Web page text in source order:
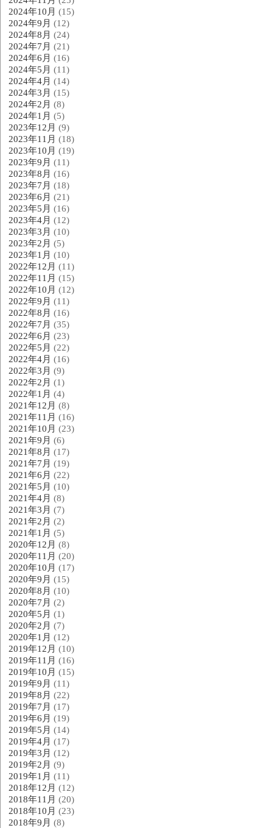
2024年10月 (15)
2024年9月 (12)
2024年8月 (24)
2024年7月 (21)
2024年6月 (16)
2024年5月 (11)
2024年4月 (14)
2024年3月 (15)
2024年2月 (8)
2024年1月 (5)
2023年12月 (9)
2023年11月 (18)
2023年10月 (19)
2023年9月 (11)
2023年8月 (16)
2023年7月 (18)
2023年6月 (21)
2023年5月 (16)
2023年4月 (12)
2023年3月 (10)
2023年2月 (5)
2023年1月 (10)
2022年12月 (11)
2022年11月 (15)
2022年10月 (12)
2022年9月 (11)
2022年8月 (16)
2022年7月 (35)
2022年6月 (23)
2022年5月 (22)
2022年4月 (16)
2022年3月 (9)
2022年2月 (1)
2022年1月 (4)
2021年12月 (8)
2021年11月 (16)
2021年10月 (23)
2021年9月 (6)
2021年8月 (17)
2021年7月 (19)
2021年6月 (22)
2021年5月 (10)
2021年4月 (8)
2021年3月 (7)
2021年2月 (2)
2021年1月 (5)
2020年12月 (8)
2020年11月 (20)
2020年10月 (17)
2020年9月 (15)
2020年8月 (10)
2020年7月 (2)
2020年5月 (1)
2020年2月 (7)
2020年1月 (12)
2019年12月 (10)
2019年11月 (16)
2019年10月 (15)
2019年9月 (11)
2019年8月 (22)
2019年7月 (17)
2019年6月 (19)
2019年5月 (14)
2019年4月 (17)
2019年3月 (12)
2019年2月 (9)
2019年1月 (11)
2018年12月 (12)
2018年11月 (20)
2018年10月 (23)
2018年9月 (8)